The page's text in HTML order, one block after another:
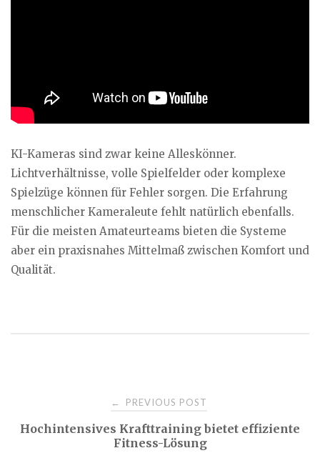
KI-Kameras sind zwar keine Alleskönner.
Lichtverhältnisse, volle Spielfelder oder komplexe
Spielzüge können für Fehler sorgen. Die Erfahrung
menschlicher Kameraleute fehlt natürlich ebenfalls.
Für die meisten Amateurteams bieten die Systeme
aber ein praxisnahes Mittelmaß zwischen Komfort und
Qualität.
navigation
← PREVIOUS POST
Hochintensives Krafttraining bietet effiziente
Fitness-Lösung